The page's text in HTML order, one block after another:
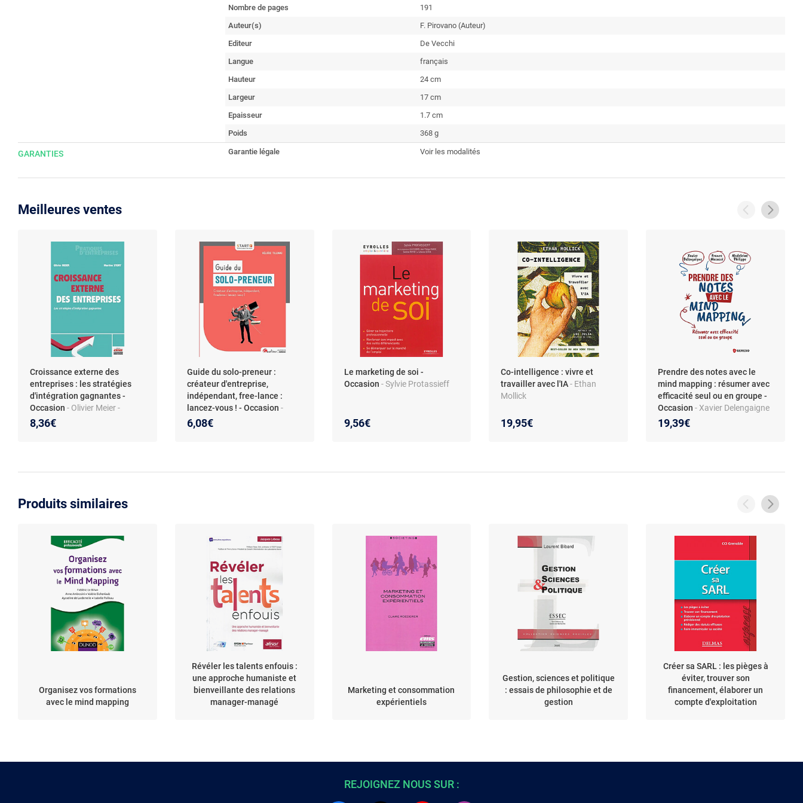
Nombre de pages
191
Auteur(s)
F. Pirovano (Auteur)
Editeur
De Vecchi
Langue
français
Hauteur
24 cm
Largeur
17 cm
Epaisseur
1.7 cm
Poids
368 g
GARANTIES Garantie légale Voir les modalités
Meilleures ventes
Croissance externe des
entreprises : les stratégies
d'intégration gagnantes -
Occasion - Olivier Meier -
Martine Story
8,36€
Guide du solo-preneur :
créateur d'entreprise,
indépendant, free-lance :
lancez-vous ! - Occasion -
Héloïse Tillinac
6,08€
Le marketing de soi -
Occasion - Sylvie Protassieff
9,56€
Co-intelligence : vivre et
travailler avec l'IA- Ethan
Mollick
19,95€
Prendre des notes avec le
mind mapping : résumer avec
efficacité seul ou en groupe -
Occasion- Xavier Delengaigne
- Franco Masucci - Madeleine
Philippe
19,39€
Produits similaires
Organisez vos formations
avec le mind mapping
Révéler les talents enfouis :
une approche humaniste et
bienveillante des relations
manager-managé
Marketing et consommation
expérientiels
Gestion, sciences et politique
: essais de philosophie et de
gestion
Créer sa SARL : les pièges à
éviter, trouver son
financement, élaborer un
compte d'exploitation
REJOIGNEZ NOUS SUR :